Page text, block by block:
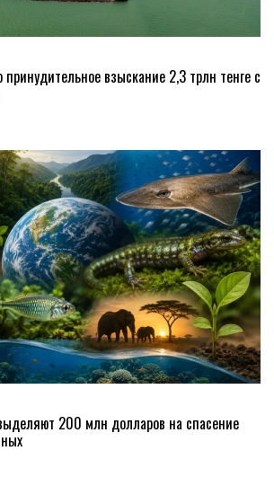
принудительное взыскание 2,3 трлн тенге с
200 млн долларов на спасение